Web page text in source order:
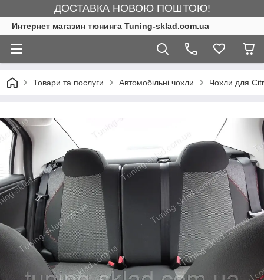
ДОСТАВКА НОВОЮ ПОШТОЮ!
Интернет магазин тюнинга Tuning-sklad.com.ua
Товари та послуги Автомобільні чохли Чохли для